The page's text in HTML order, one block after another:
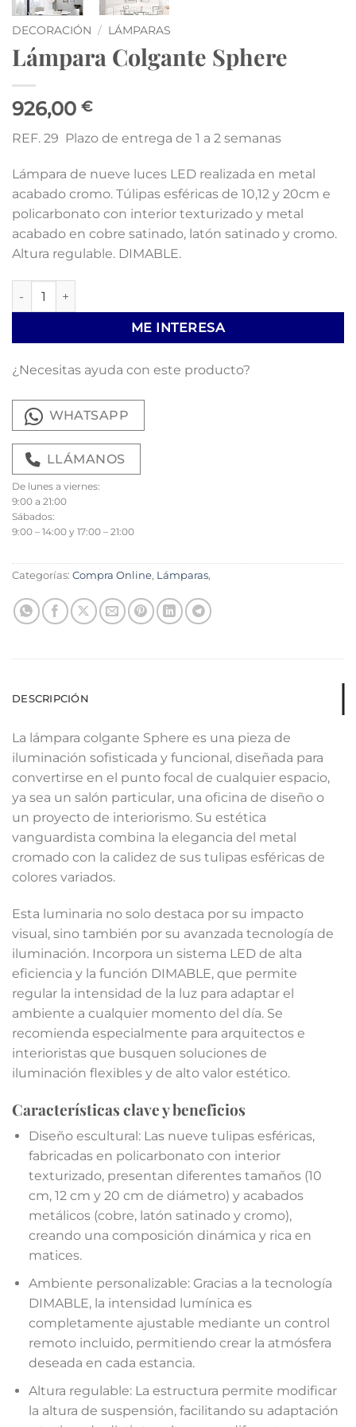
DECORACIÓN / LÁMPARAS
Lámpara Colgante Sphere
926,00 €
REF. 29 Plazo de entrega de 1 a 2 semanas
Lámpara de nueve luces LED realizada en metal
acabado cromo. Túlipas esféricas de 10,12 y 20cm e
policarbonato con interior texturizado y metal
acabado en cobre satinado, latón satinado y cromo.
Altura regulable. DIMABLE.
Lámpara Colgante Sphere cantidad
ME INTERESA
¿Necesitas ayuda con este producto?
WHATSAPP
LLÁMANOS
De lunes a viernes:
9:00 a 21:00
Sábados:
9:00 – 14:00 y 17:00 – 21:00
Categorías: Compra Online, Lámparas,
DESCRIPCIÓN
La lámpara colgante Sphere es una pieza de
iluminación sofisticada y funcional, diseñada para
convertirse en el punto focal de cualquier espacio,
ya sea un salón particular, una oficina de diseño o
un proyecto de interiorismo. Su estética
vanguardista combina la elegancia del metal
cromado con la calidez de sus tulipas esféricas de
colores variados.
Esta luminaria no solo destaca por su impacto
visual, sino también por su avanzada tecnología de
iluminación. Incorpora un sistema LED de alta
eficiencia y la función DIMABLE, que permite
regular la intensidad de la luz para adaptar el
ambiente a cualquier momento del día. Se
recomienda especialmente para arquitectos e
interioristas que busquen soluciones de
iluminación flexibles y de alto valor estético.
Características clave y beneficios
Diseño escultural: Las nueve tulipas esféricas,
fabricadas en policarbonato con interior
texturizado, presentan diferentes tamaños (10
cm, 12 cm y 20 cm de diámetro) y acabados
metálicos (cobre, latón satinado y cromo),
creando una composición dinámica y rica en
matices.
Ambiente personalizable: Gracias a la tecnología
DIMABLE, la intensidad lumínica es
completamente ajustable mediante un control
remoto incluido, permitiendo crear la atmósfera
deseada en cada estancia.
Altura regulable: La estructura permite modificar
la altura de suspensión, facilitando su adaptación